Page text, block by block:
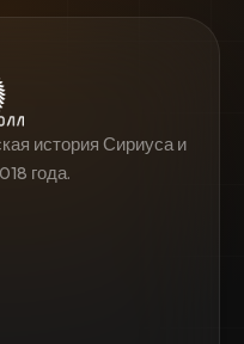
история Сириуса и
года.